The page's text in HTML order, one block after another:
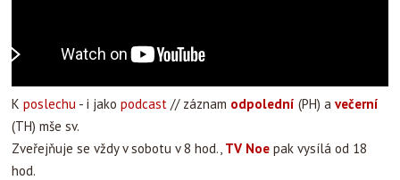
K poslechu - i jako podcast // záznam odpolední (PH) a večerní
(TH) mše sv.
Zveřejňuje se vždy v sobotu v 8 hod., TV Noe pak vysílá od 18
hod.